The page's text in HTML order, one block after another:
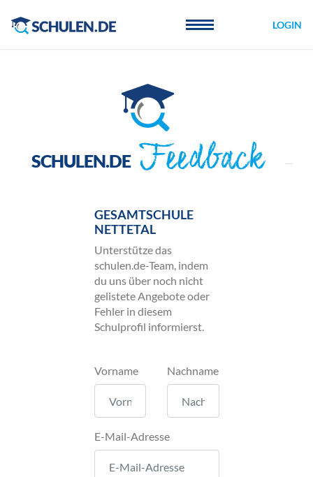
LOGIN
SCHULEN.DE Feedback
GESAMTSCHULE
NETTETAL
Unterstütze das
schulen.de-Team, indem
du uns über noch nicht
gelistete Angebote oder
Fehler in diesem
Schulprofil informierst.
Vorname Nachname
E-Mail-Adresse